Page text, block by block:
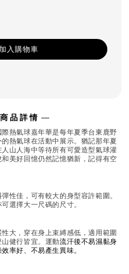
加入購物車
商 品 詳 情—
熱氣球嘉年華是每年夏季台東鹿野
熱氣球在活動中展示。猶記那年夏
山人海中等待所有可愛造型氣球灌
美好回憶仍然記憶猶新 ，記得有空
性佳，可有較大的身型容許範圍。
選擇大一尺碼的尺寸。
大，穿在身上束縛感低，適用範圍
健行皆宜。 運動流汗後不易濕黏身
率好、不易產生異味。